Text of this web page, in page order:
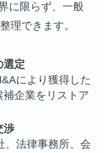
に限らず、一般
理できます。
選定
により獲得した
企業をリストア
渉
、法律事務所、会